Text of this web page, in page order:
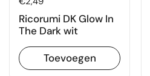
Ricorumi DK Glow In
The Dark wit
Toevoegen